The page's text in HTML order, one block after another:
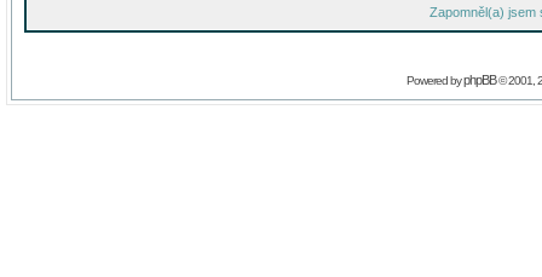
Zapomněl(a) jsem
Powered byphpBB© 2001,